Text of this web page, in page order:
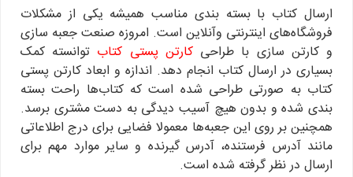
ارسال کتاب با بسته بندی مناسب همیشه یکی از مشکلات
فروشگاه‌های اینترنتی وآنلاین است. امروزه صنعت جعبه سازی
و کارتن سازی با طراحیکارتن پستی کتاب توانسته کمک
بسیاری در ارسال کتاب انجام دهد. اندازه و ابعاد کارتن پستی
کتاب به صورتی طراحی شده است که کتاب‌ها راحت بسته
بندی شده و بدون هیچ آسیب دیدگی به دست مشتری برسد.
همچنین بر روی این جعبه‌ها معمولا فضایی برای درج اطلاعاتی
مانند آدرس فرستنده، آدرس گیرنده و سایر موارد مهم برای
ارسال در نظر گرفته شده است.